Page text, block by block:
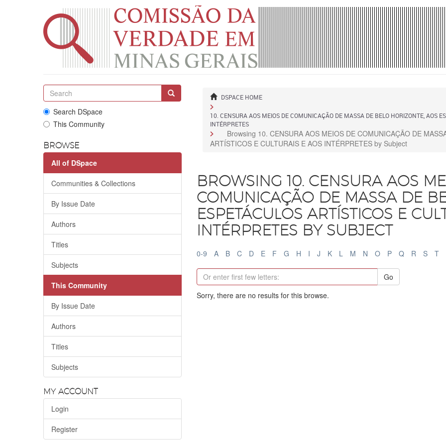
Search DSpace
This Community
BROWSE
All of DSpace
Communities & Collections
By Issue Date
Authors
Titles
Subjects
This Community
By Issue Date
Authors
Titles
Subjects
MY ACCOUNT
Login
Register
DSPACE HOME
10. CENSURA AOS MEIOS DE COMUNICAÇÃO DE MASSA DE BELO HORIZONTE, AOS
INTÉRPRETES
Browsing 10. CENSURA AOS MEIOS DE COMUNICAÇÃO DE
ARTÍSTICOS E CULTURAIS E AOS INTÉRPRETES by Subject
BROWSING 10. CENSURA AOS
COMUNICAÇÃO DE MASSA DE
ESPETÁCULOS ARTÍSTICOS E
INTÉRPRETES BY SUBJECT
0-9 A B C D E F G H I J K L M N O P Q R S T
Go
Sorry, there are no results for this browse.